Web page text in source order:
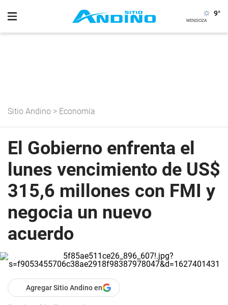
9°
Sitio Andino > Economía
El Gobierno enfrenta el
lunes vencimiento de US$
315,6 millones con FMI y
negocia un nuevo
acuerdo
Agregar Sitio Andino en